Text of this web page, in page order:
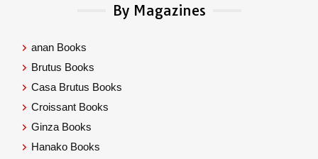
By Magazines
anan Books
Brutus Books
Casa Brutus Books
Croissant Books
Ginza Books
Hanako Books